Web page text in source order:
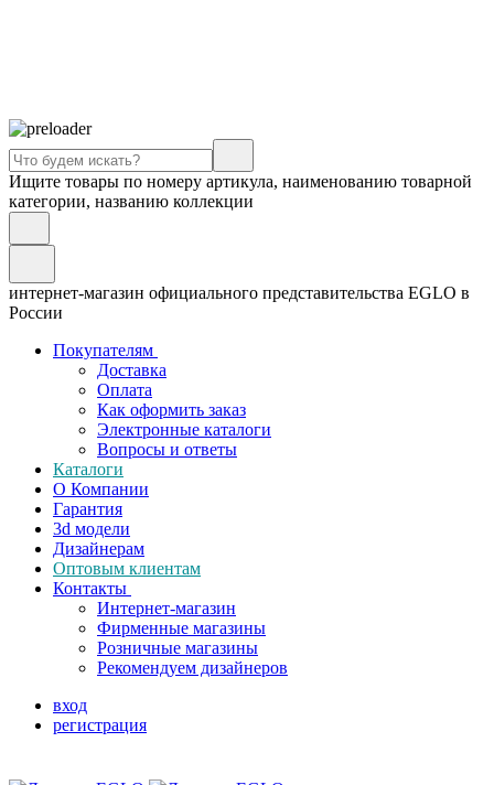
Ищите товары по номеру артикула, наименованию товарной
категории, названию коллекции
интернет-магазин официального представительства EGLO в
России
Покупателям
Доставка
Оплата
Как оформить заказ
Электронные каталоги
Вопросы и ответы
Каталоги
О Компании
Гарантия
3d модели
Дизайнерам
Оптовым клиентам
Контакты
Интернет-магазин
Фирменные магазины
Розничные магазины
Рекомендуем дизайнеров
вход
регистрация